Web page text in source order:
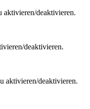
deaktivieren.
deaktivieren.
aktivieren/deaktivieren.